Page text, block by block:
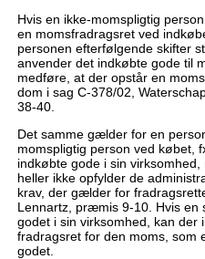
Hvis en ikke-momspligtig
en momsfradragsret ved
personen efterfølgende skifter
anvender det indkøbte gode til
medføre, at der opstår en
dom i sag C-378/02,
38-40.
Det samme gælder for en
momspligtig person ved købet,
indkøbte gode i sin
heller ikke opfylder de
krav, der gælder for
Lennartz, præmis 9-10. Hvis en
godet i sin virksomhed, kan der
fradragsret for den moms, som
godet.